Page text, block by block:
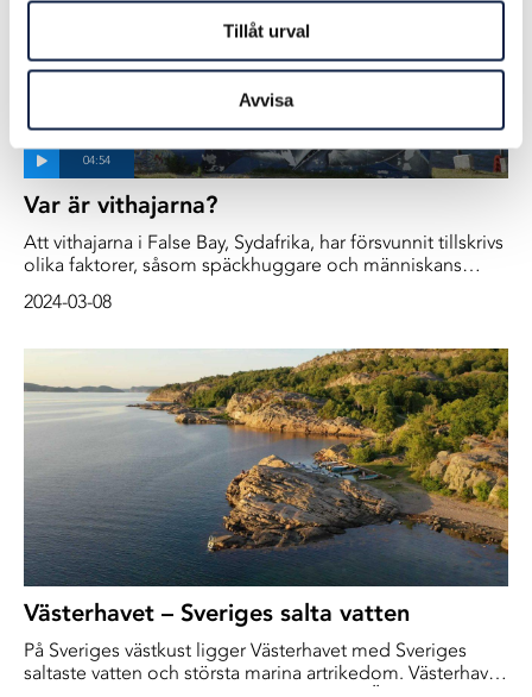
Tillåt urval
Avvisa
Var är vithajarna?
Att vithajarna i False Bay, Sydafrika, har försvunnit tillskrivs
olika faktorer, såsom späckhuggare och människans
som ansvarar för att övervaka vattnen i False Bay, bekräftar
späckhuggare som en bidragande faktor.
2024-03-08
Västerhavet – Sveriges salta vatten
På Sveriges västkust ligger Västerhavet med Sveriges
saltaste vatten och största marina artrikedom. Västerhavet